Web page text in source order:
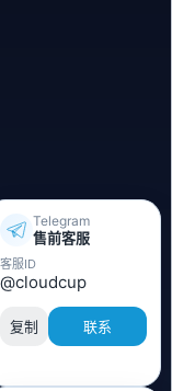
Telegram
售前客服
客服ID
@cloudcup
复制 联系